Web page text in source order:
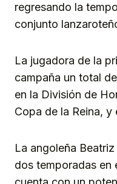
regresando la
conjunto
La jugadora de la
campaña un total
en la División de
Copa de la Reina,
La angoleña
dos temporadas en